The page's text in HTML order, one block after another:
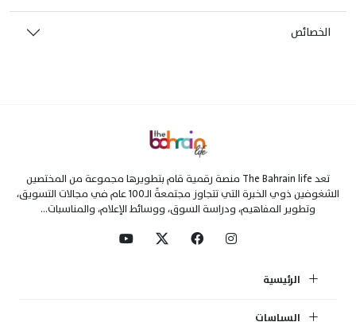
الخصائص
تعد The Bahrain life منصة رقمية قام بتطويرها مجموعة من المختصين
الشغوفين ذوي الخبرة التي تتجاوز مجتمعةً الـ100 عام في مجالات التسويق،
وتطوير المفاهيم، ودراسة السوق، ووسائط الإعلام، والمناسبات...
الرئيسية
السياسات